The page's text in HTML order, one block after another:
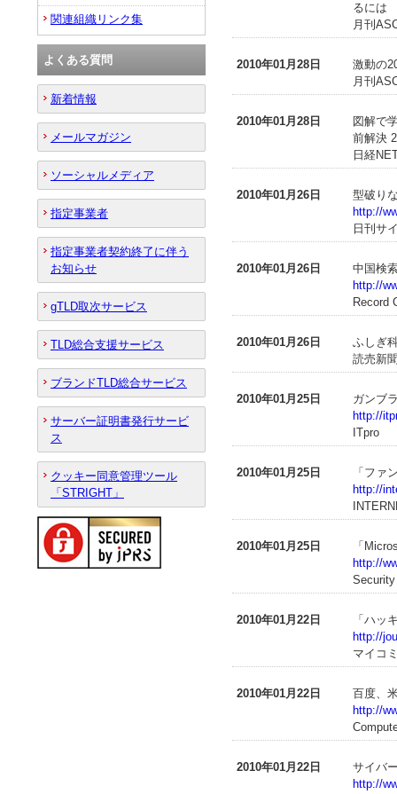
るには
月刊
2010年01月28日
激動の
月刊
2010年01月28日
図解で
前解決
日経
2010年01月26日
型破り
http://
日刊サ
2010年01月26日
中国検
http://
Record
2010年01月26日
ふしぎ
読売新
2010年01月25日
ガンブ
http://
ITpro
2010年01月25日
「ファ
http://
2010年01月25日
「
http://
2010年01月22日
「ハッ
http://
マイコ
2010年01月22日
百度、
http://
2010年01月22日
サイバ
http://
関連組織リンク集
よくある質問
新着情報
メールマガジン
ソーシャルメディア
指定事業者
指定事業者契約終了に伴う
お知らせ
gTLD取次サービス
TLD総合支援サービス
ブランドTLD総合サービス
サーバー証明書発行サービ
ス
クッキー同意管理ツール
「STRIGHT」